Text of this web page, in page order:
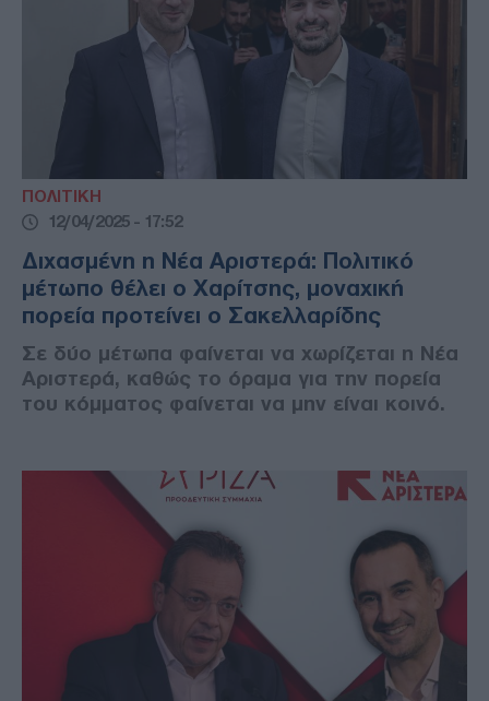
ΠΟΛΙΤΙΚΗ
12/04/2025 - 17:52
Διχασμένη η Νέα Αριστερά: Πολιτικό
μέτωπο θέλει ο Χαρίτσης, μοναχική
πορεία προτείνει ο Σακελλαρίδης
Σε δύο μέτωπα φαίνεται να χωρίζεται η Νέα
Αριστερά, καθώς το όραμα για την πορεία
του κόμματος φαίνεται να μην είναι κοινό.